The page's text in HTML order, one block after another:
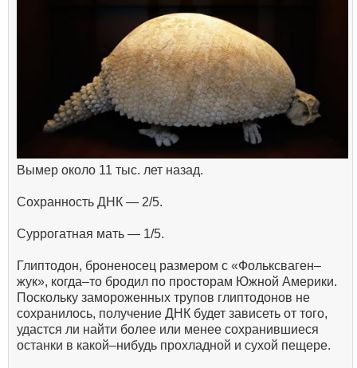
Вымер около 11 тыс. лет назад.
Сохранность ДНК — 2/5.
Суррогатная мать — 1/5.
Глиптодон, броненосец размером с «Фольксваген–
жук», когда–то бродил по просторам Южной Америки.
Поскольку замороженных трупов глиптодонов не
сохранилось, получение ДНК будет зависеть от того,
удастся ли найти более или менее сохранившиеся
останки в какой–нибудь прохладной и сухой пещере.